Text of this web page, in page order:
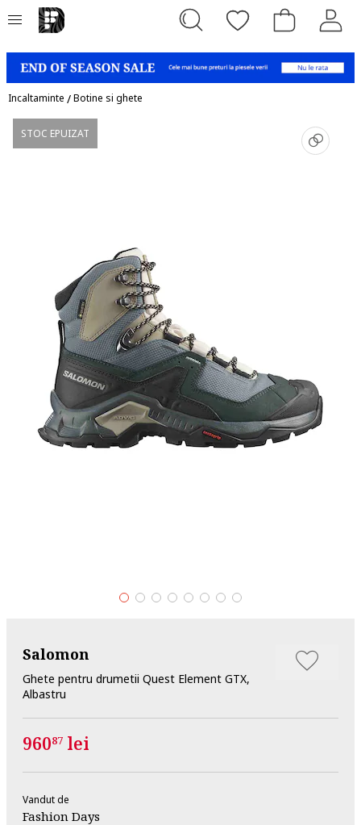
Incaltaminte /Botine si ghete
STOC EPUIZAT
Salomon
Ghete pentru drumetii Quest Element GTX,
Albastru
96087 lei
Vandut de
Fashion Days